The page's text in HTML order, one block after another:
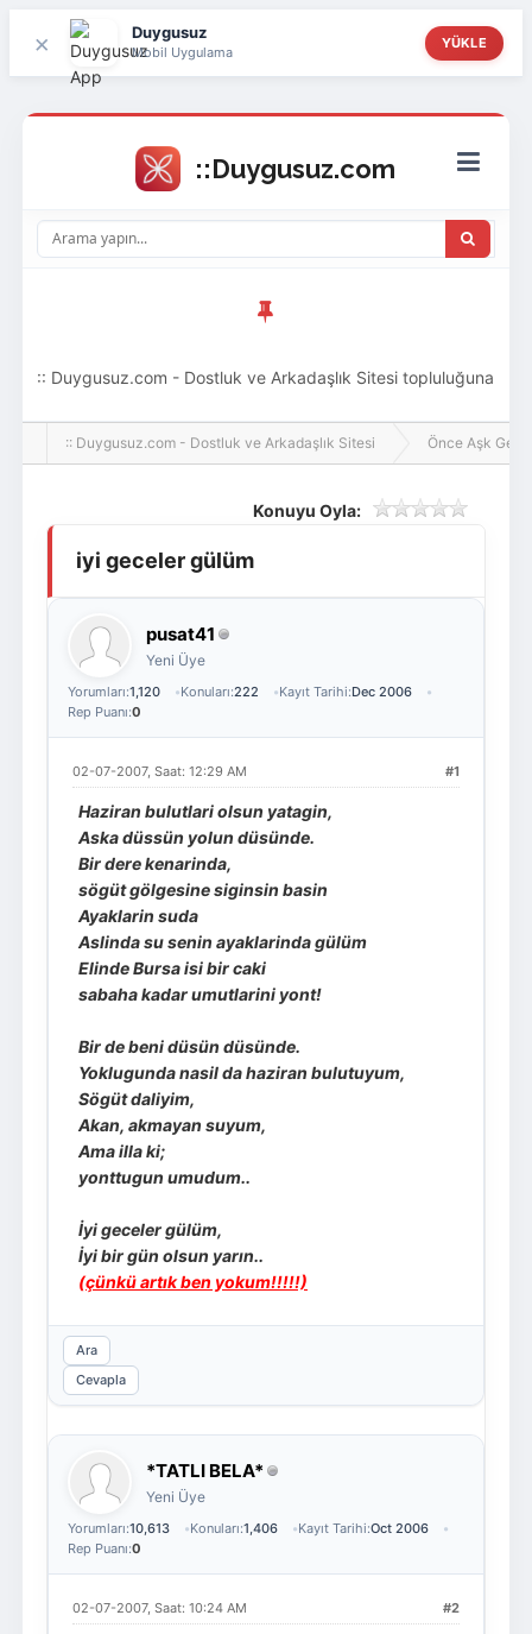
× Duygusuz
Mobil Uygulama
YÜKLE
Giriş Yap
:: Duygusuz.com - Dostluk ve Arkadaşlık Sitesi topluluğuna
hoş geldin ziyaretçi! Aramıza katılmak istersen kayıt
:: Duygusuz.com - Dostluk ve Arkadaşlık Sitesi Önce Aşk Gelir
Konuyu Oyla:
iyi geceler gülüm
pusat41
Yeni Üye
Yorumları:1,120 Konuları:222 Kayıt Tarihi:Dec 2006
Rep Puanı:0
#1
02-07-2007, Saat: 12:29 AM
Haziran bulutlari olsun yatagin,
Aska düssün yolun düsünde.
Bir dere kenarinda,
sögüt gölgesine siginsin basin
Ayaklarin suda
Aslinda su senin ayaklarinda gülüm
Elinde Bursa isi bir caki
sabaha kadar umutlarini yont!
Bir de beni düsün düsünde.
Yoklugunda nasil da haziran bulutuyum,
Sögüt daliyim,
Akan, akmayan suyum,
Ama illa ki;
yonttugun umudum..
İyi geceler gülüm,
İyi bir gün olsun yarın..
(çünkü artık ben yokum!!!!!)
Ara
Cevapla
*TATLI BELA*
Yeni Üye
Yorumları:10,613 Konuları:1,406 Kayıt Tarihi:Oct 2006
Rep Puanı:0
#2
02-07-2007, Saat: 10:24 AM